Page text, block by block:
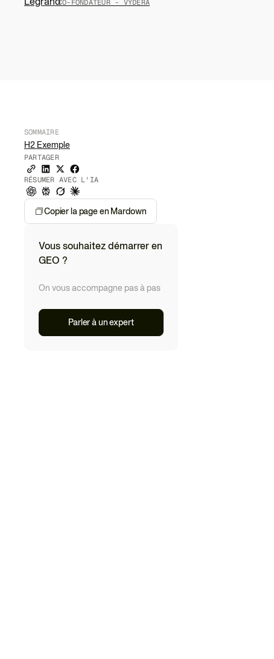
CO-FONDATEUR - VYDERA
SOMMAIRE
H2 Exemple
PARTAGER
RÉSUMER AVEC L'IA
Copier la page en Mardown
Vous souhaitez démarrer en
GEO ?
On vous accompagne pas à pas
Parler à un expert